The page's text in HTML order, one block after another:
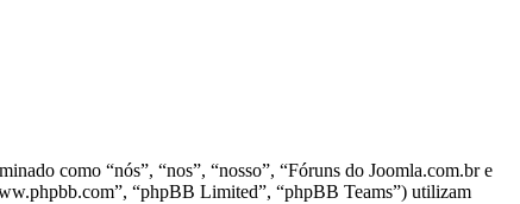
como “nós”, “nos”, “nosso”, “Fóruns do Joomla.com.br e
“phpBB Limited”, “phpBB Teams”) utilizam